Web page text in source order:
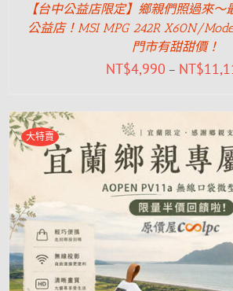
【台中公益店限定】鄉親們照過來
公益店！MSI MPG 242R X60N/
門市有甜甜價！
NT$4,990 – NT$
大特賣